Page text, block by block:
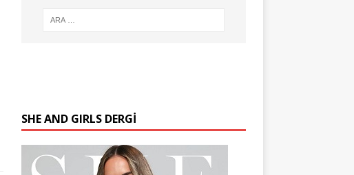
SHE AND GIRLS DERGİ